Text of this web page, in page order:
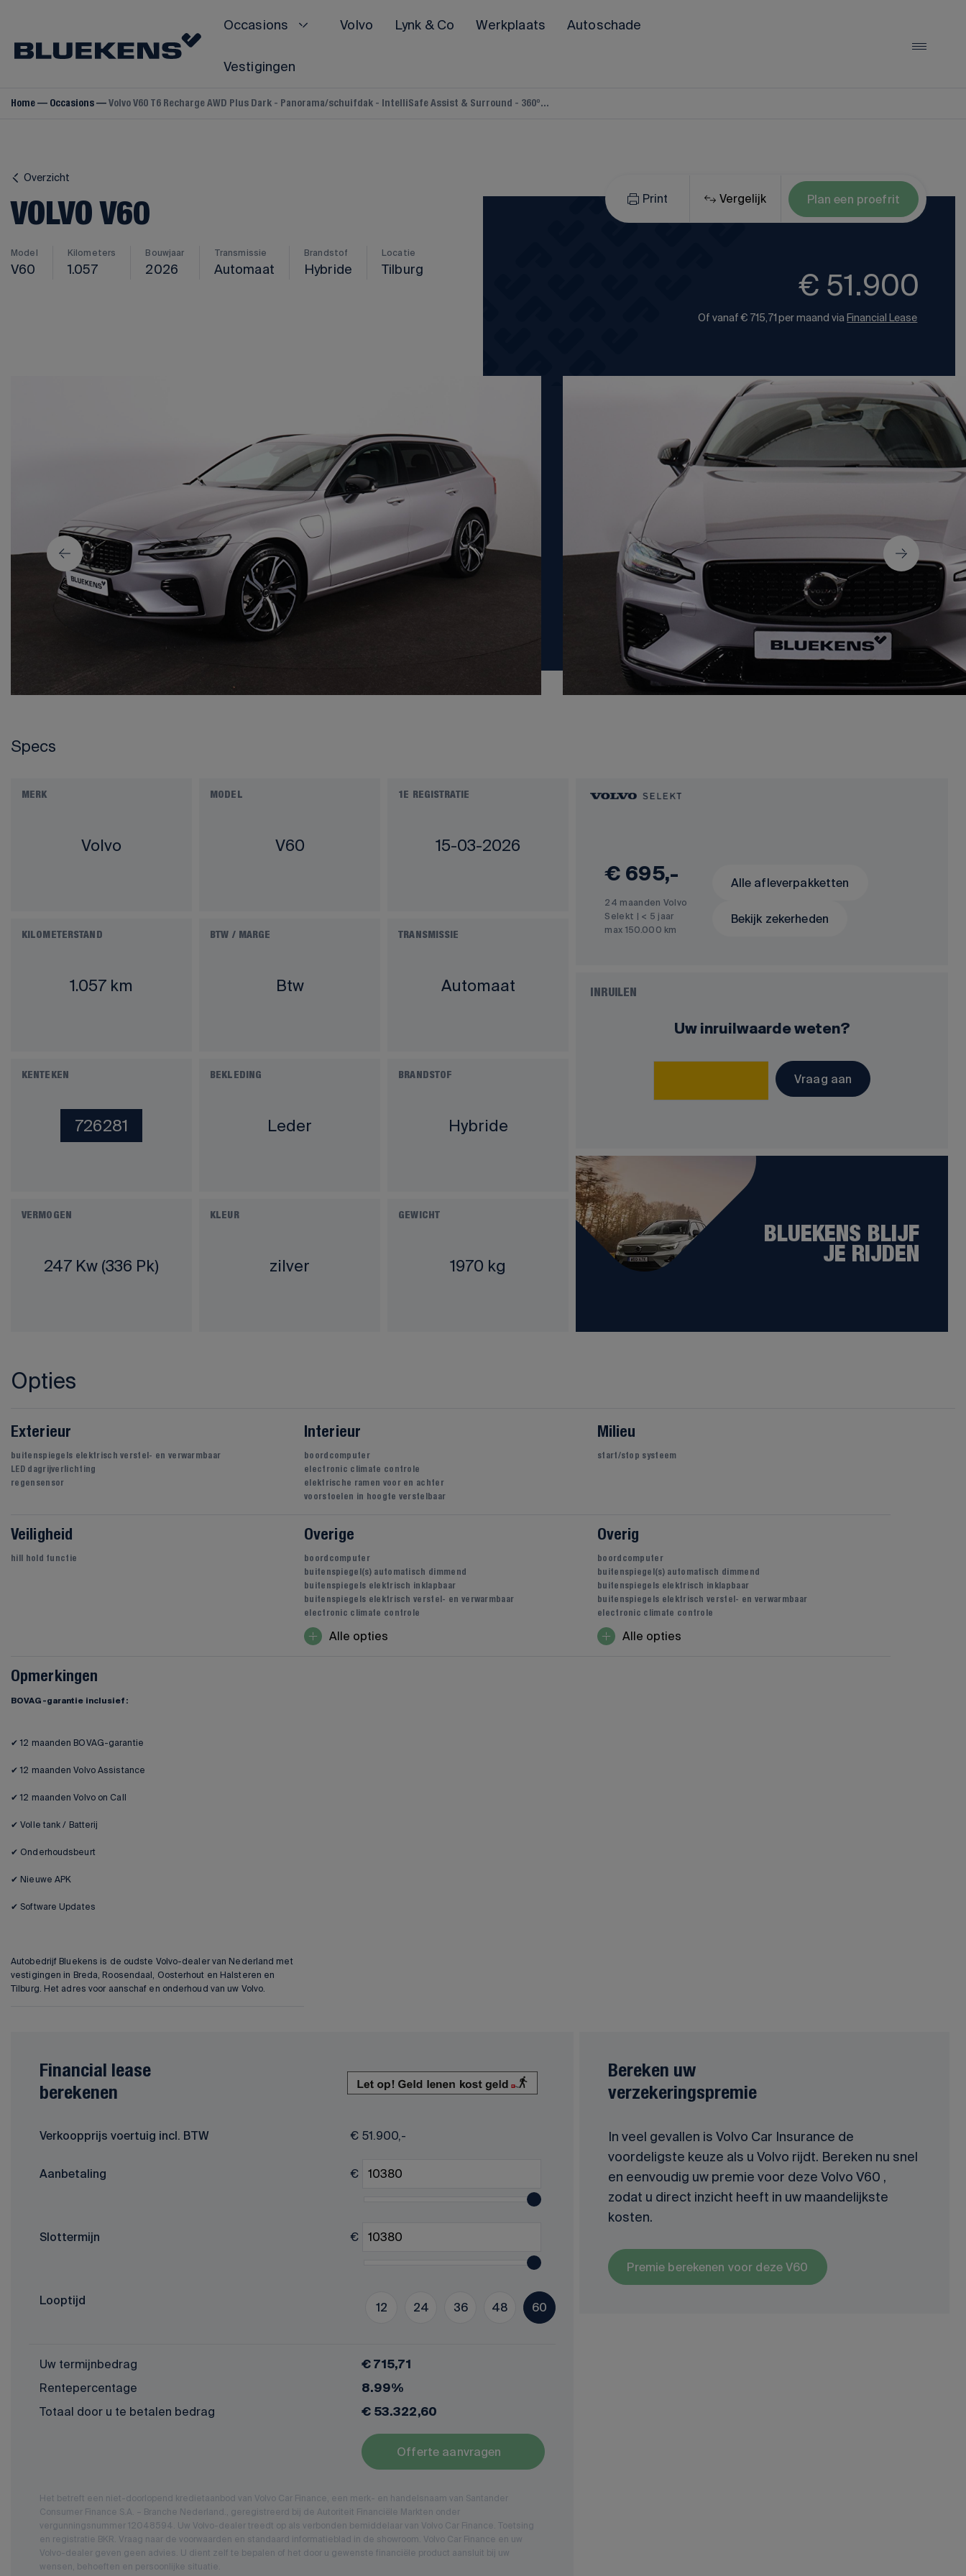
Occasions
Volvo V90
Volvo S80
Volvo S90
Volvo ES90
Alle Volvo occasions
Lynk & Co 08
Volvo Lynk & Co Werkplaats Autoschade
Vestigingen
Home Occasions Volvo V60 T6 Recharge AWD Plus Dark - Panorama/schuifdak - IntelliSafe Assist & Surround - 360º...
Overzicht
VOLVO V60
Model
V60
Kilometers
1.057
Bouwjaar
2026
Transmissie
Automaat
Brandstof
Hybride
Locatie
Tilburg
Print Vergelijk Plan een proefrit
€ 51.900
Of vanaf € 715,71 per maand via Financial Lease
Specs
MERK
Volvo
MODEL
V60
1E REGISTRATIE
15-03-2026
KILOMETERSTAND
1.057 km
BTW / MARGE
Btw
TRANSMISSIE
Automaat
KENTEKEN
726281
BEKLEDING
Leder
BRANDSTOF
Hybride
VERMOGEN
247 Kw (336 Pk)
KLEUR
zilver
GEWICHT
1970 kg
€ 695,-
24 maanden Volvo
Selekt | < 5 jaar
max 150.000 km
Alle afleverpakketten
Bekijk zekerheden
INRUILEN
Uw inruilwaarde weten?
Vraag aan
BLUEKENS BLIJF
JE RIJDEN
Opties
Exterieur
buitenspiegels elektrisch verstel- en verwarmbaar
LED dagrijverlichting
regensensor
Interieur
boordcomputer
electronic climate controle
elektrische ramen voor en achter
voorstoelen in hoogte verstelbaar
Milieu
start/stop systeem
Veiligheid
hill hold functie
Overige
boordcomputer
buitenspiegel(s) automatisch dimmend
buitenspiegels elektrisch inklapbaar
buitenspiegels elektrisch verstel- en verwarmbaar
electronic climate controle
Alle opties
Overig
boordcomputer
buitenspiegel(s) automatisch dimmend
buitenspiegels elektrisch inklapbaar
buitenspiegels elektrisch verstel- en verwarmbaar
electronic climate controle
Alle opties
Opmerkingen
BOVAG-garantie inclusief:
✔ 12 maanden BOVAG-garantie
✔ 12 maanden Volvo Assistance
✔ 12 maanden Volvo on Call
✔ Volle tank / Batterij
✔ Onderhoudsbeurt
✔ Nieuwe APK
✔ Software Updates
Autobedrijf Bluekens is de oudste Volvo-dealer van Nederland met
vestigingen in Breda, Roosendaal, Oosterhout en Halsteren en
Tilburg. Het adres voor aanschaf en onderhoud van uw Volvo.
Financial lease
berekenen
Verkoopprijs voertuig incl. BTW € 51.900,-
Aanbetaling €
Slottermijn €
Looptijd
12 24 36 48 60
Uw termijnbedrag € 715,71
Rentepercentage 8.99%
Totaal door u te betalen bedrag € 53.322,60
Offerte aanvragen
Het betreft een niet-doorlopend kredietaanbod van Volvo Car Finance, een merk- en handelsnaam van Santander
Consumer Finance S.A. – Branche Nederland., geregistreerd bij de Autoriteit Financiële Markten onder
vergunningsnummer 12048594. Uw Volvo-dealer treedt op als verbonden bemiddelaar van Volvo Car Finance. Toetsing
en registratie BKR. Vraag naar de voorwaarden en standaard informatieblad in de showroom. Volvo Car Finance en uw
Volvo-dealer geven geen advies. U dient zelf te bepalen of het door u gewenste financiële product aansluit bij uw
wensen, behoeften en persoonlijke situatie.
Bereken uw
verzekeringspremie
In veel gevallen is Volvo Car Insurance de
voordeligste keuze als u Volvo rijdt. Bereken nu snel
en eenvoudig uw premie voor deze Volvo V60 ,
zodat u direct inzicht heeft in uw maandelijkste
kosten.
Premie berekenen voor deze V60